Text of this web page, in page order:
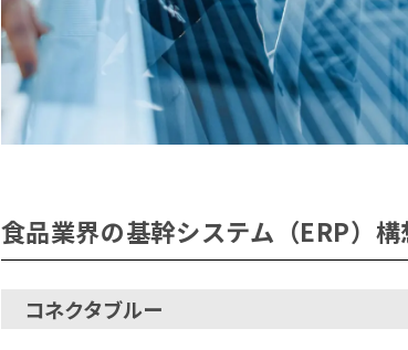
食品業界の基幹システム（ERP）
コネクタブルー